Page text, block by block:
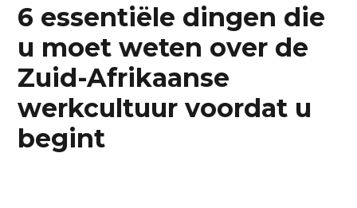
6 essentiële dingen die
u moet weten over de
Zuid-Afrikaanse
werkcultuur voordat u
begint